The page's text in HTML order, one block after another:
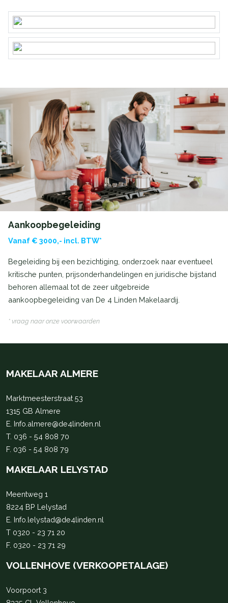
Aankoopbegeleiding
Vanaf € 3000,- incl. BTW*
Begeleiding bij een bezichtiging, onderzoek naar eventueel
kritische punten, prijsonderhandelingen en juridische bijstand
behoren allemaal tot de zeer uitgebreide
aankoopbegeleiding van De 4 Linden Makelaardij.
* vraag naar onze voorwaarden
MAKELAAR ALMERE
Marktmeesterstraat 53
1315 GB Almere
E. Info.almere@de4linden.nl
T. 036 - 54 808 70
F. 036 - 54 808 79
MAKELAAR LELYSTAD
Meentweg 1
8224 BP Lelystad
E. Info.lelystad@de4linden.nl
T 0320 - 23 71 20
F. 0320 - 23 71 29
VOLLENHOVE (VERKOOPETALAGE)
Voorpoort 3